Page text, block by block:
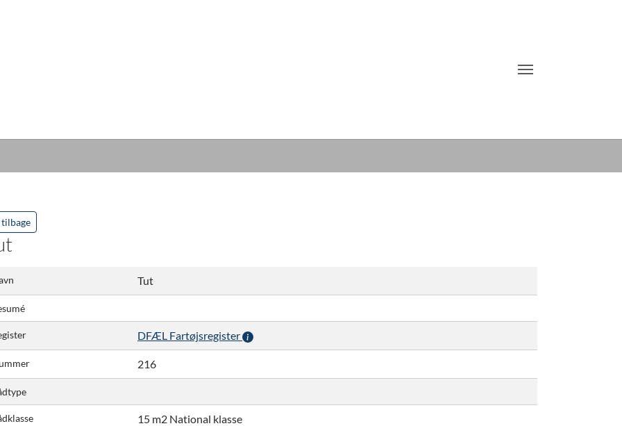
tilbage
Tut
DFÆL Fartøjsregister
216
15 m2 National klasse